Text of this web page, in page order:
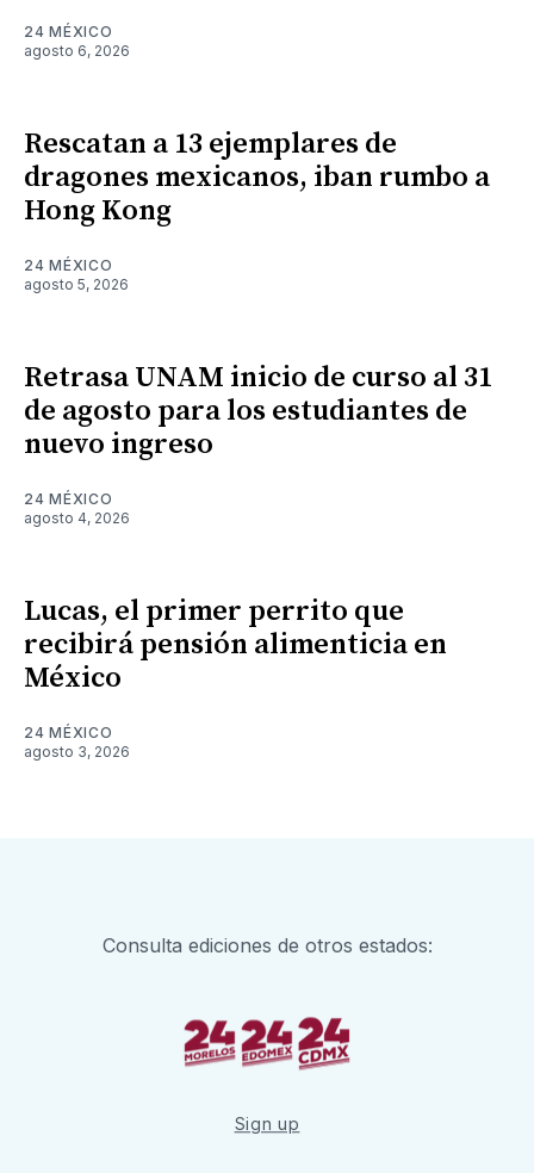
24 MÉXICO
agosto 6, 2026
Rescatan a 13 ejemplares de
dragones mexicanos, iban rumbo a
Hong Kong
24 MÉXICO
agosto 5, 2026
Retrasa UNAM inicio de curso al 31
de agosto para los estudiantes de
nuevo ingreso
24 MÉXICO
agosto 4, 2026
Lucas, el primer perrito que
recibirá pensión alimenticia en
México
24 MÉXICO
agosto 3, 2026
Consulta ediciones de otros estados:
Sign up